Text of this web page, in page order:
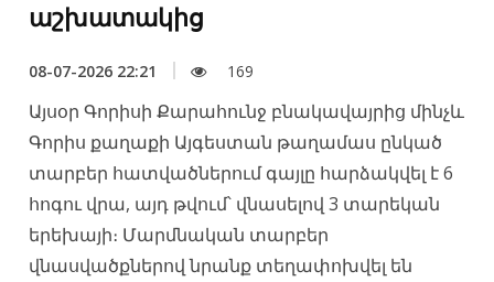
աշխատակից
08-07-2026 22:21 169
Այսօր Գորիսի Քարահունջ բնակավայրից մինչև
Գորիս քաղաքի Այգեստան թաղամաս ընկած
տարբեր հատվածներում գայլը հարձակվել է 6
հոգու վրա, այդ թվում՝ վնասելով 3 տարեկան
երեխայի։ Մարմնական տարբեր
վնասվածքներով նրանք տեղափոխվել են